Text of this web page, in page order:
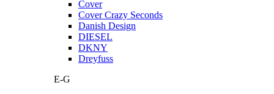
Cover
Cover Crazy Seconds
Danish Design
DIESEL
DKNY
Dreyfuss
E-G